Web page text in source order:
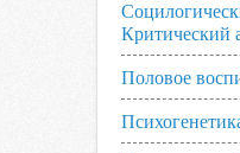
Критический
Половое